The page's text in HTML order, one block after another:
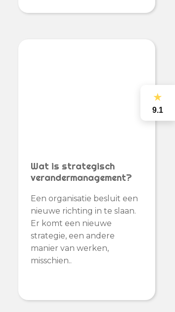
Wat is strategisch
verandermanagement?
Een organisatie besluit een
nieuwe richting in te slaan.
Er komt een nieuwe
strategie, een andere
manier van werken,
misschien..
★
9.1